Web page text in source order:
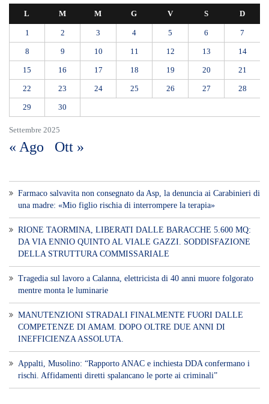
Settembre 2025
L M M G V S D
1 2 3 4 5 6 7
8 9 10 11 12 13 14
15 16 17 18 19 20 21
22 23 24 25 26 27 28
29 30
« Ago Ott »
Farmaco salvavita non consegnato da Asp, la denuncia ai Carabinieri di
una madre: «Mio figlio rischia di interrompere la terapia»
RIONE TAORMINA, LIBERATI DALLE BARACCHE 5.600 MQ:
DA VIA ENNIO QUINTO AL VIALE GAZZI. SODDISFAZIONE
DELLA STRUTTURA COMMISSARIALE
Tragedia sul lavoro a Calanna, elettricista di 40 anni muore folgorato
mentre monta le luminarie
MANUTENZIONI STRADALI FINALMENTE FUORI DALLE
COMPETENZE DI AMAM. DOPO OLTRE DUE ANNI DI
INEFFICIENZA ASSOLUTA.
​Appalti, Musolino: “Rapporto ANAC e inchiesta DDA confermano i
rischi. Affidamenti diretti spalancano le porte ai criminali”